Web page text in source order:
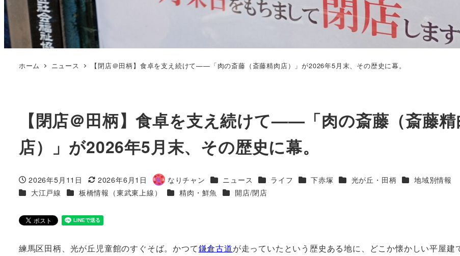
ホーム ニュース 【閉店＠田柄】食卓を支え続けて——「肉の斎藤（斎藤精肉店）」が2026年5月末、その歴史に幕。
【閉店＠田柄】食卓を支え続けて——「肉の斎藤（斎藤精
店）」が2026年5月末、その歴史に幕。
投稿日
2026年5月11日
更新日
2026年6月1日
著
者
なりチャン カテゴリー
ニュース カテゴリー
ライフ カテゴリー
下赤塚 カテゴリー
光が丘・田柄 カテゴリー
地域別情報
カテゴリー
大江戸線 カテゴリー
板橋情報（東武東上線） カテゴリー
精肉・鮮魚 カテゴリー
開店/閉店
練馬区田柄、光が丘児童館のすぐそば。かつて鎌倉古道が走っていたという歴史ある地に、どこか懐かしい平屋建